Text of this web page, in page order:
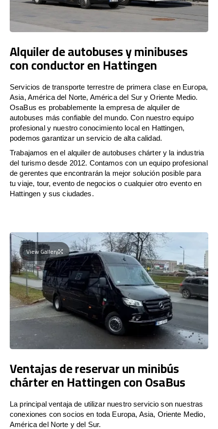
Alquiler de autobuses y minibuses
con conductor en Hattingen
Servicios de transporte terrestre de primera clase en Europa,
Asia, América del Norte, América del Sur y Oriente Medio.
OsaBus es probablemente la empresa de alquiler de
autobuses más confiable del mundo. Con nuestro equipo
profesional y nuestro conocimiento local en Hattingen,
podemos garantizar un servicio de alta calidad.
Trabajamos en el alquiler de autobuses chárter y la industria
del turismo desde 2012. Contamos con un equipo profesional
de gerentes que encontrarán la mejor solución posible para
tu viaje, tour, evento de negocios o cualquier otro evento en
Hattingen y sus ciudades.
View Gallery
Ventajas de reservar un minibús
chárter en Hattingen con OsaBus
La principal ventaja de utilizar nuestro servicio son nuestras
conexiones con socios en toda Europa, Asia, Oriente Medio,
América del Norte y del Sur.